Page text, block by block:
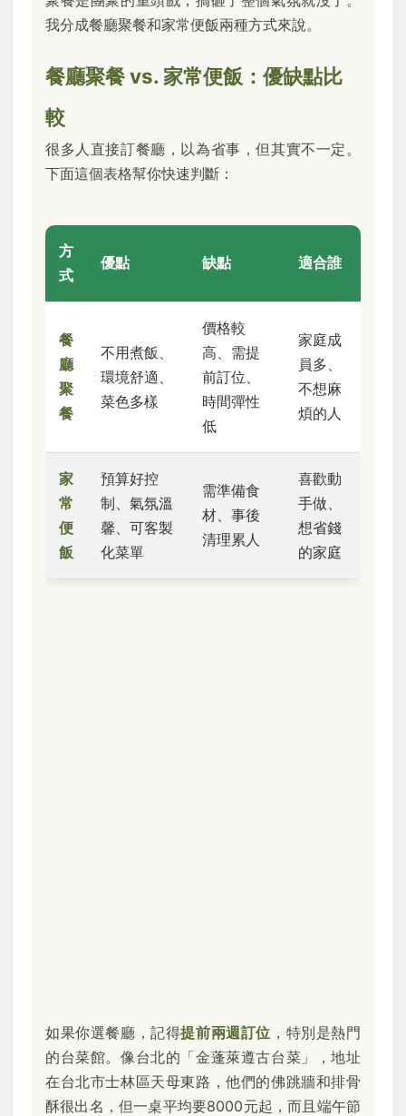
我分成餐廳聚餐和家常便飯兩種方式來說。
餐廳聚餐 vs. 家常便飯：優缺點比
較
很多人直接訂餐廳，以為省事，但其實不一定。
下面這個表格幫你快速判斷：
方
式
優點 缺點 適合誰
餐
廳
聚
餐
不用煮飯、
環境舒適、
菜色多樣
價格較
高、需提
前訂位、
時間彈性
低
家庭成
員多、
不想麻
煩的人
家
常
便
飯
預算好控
制、氣氛溫
馨、可客製
化菜單
需準備食
材、事後
清理累人
喜歡動
手做、
想省錢
的家庭
如果你選餐廳，記得提前兩週訂位 ，特別是熱門
的台菜館。像台北的「金蓬萊遵古台菜」，地址
在台北市士林區天母東路，他們的佛跳牆和排骨
酥很出名，但一桌平均要8000元起，而且端午節